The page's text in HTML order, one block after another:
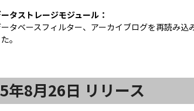
タストレージモジュール：
タベースフィルター、アーカイブログを再読み
。
年8月26日 リリース